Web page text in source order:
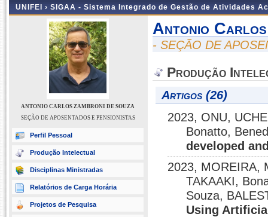
UNIFEI › SIGAA - Sistema Integrado de Gestão de Atividades
ANTONIO CARLOS ZAMBRONI DE SOUZA
SEÇÃO DE APOSENTADOS E PENSIONISTAS
Perfil Pessoal
Produção Intelectual
Disciplinas Ministradas
Relatórios de Carga Horária
Projetos de Pesquisa
Antonio Carlos
- SEÇÃO DE
Produção
Artigos (26)
2023, ONU,
Bonatto,
developed
2023, MOREIRA,
TAKAAKI,
Souza,
Using